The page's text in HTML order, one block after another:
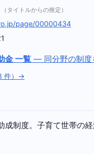
（タイトルからの推定）
page/00000434
金 一覧 — 同分野の制度
件）→
制度。子育て世帯の経